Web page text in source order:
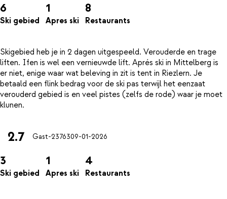
6
Ski gebied
1
Apres ski
8
Restaurants
Skigebied heb je in 2 dagen uitgespeeld. Verouderde en trage
liften. Ifen is wel een vernieuwde lift. Aprés ski in Mittelberg is
er niet, enige waar wat beleving in zit is tent in Riezlern. Je
betaald een flink bedrag voor de ski pas terwijl het eenzaat
verouderd gebied is en veel pistes (zelfs de rode) waar je moet
2.7 Gast-2376309-01-2026
3
Ski gebied
1
Apres ski
4
Restaurants